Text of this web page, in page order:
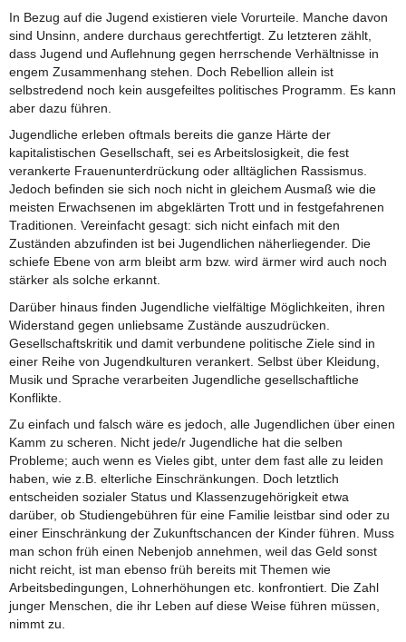
In Bezug auf die Jugend existieren viele Vorurteile. Manche davon
sind Unsinn, andere durchaus gerechtfertigt. Zu letzteren zählt,
dass Jugend und Auflehnung gegen herrschende Verhältnisse in
engem Zusammenhang stehen. Doch Rebellion allein ist
selbstredend noch kein ausgefeiltes politisches Programm. Es kann
aber dazu führen.
Jugendliche erleben oftmals bereits die ganze Härte der
kapitalistischen Gesellschaft, sei es Arbeitslosigkeit, die fest
verankerte Frauenunterdrückung oder alltäglichen Rassismus.
Jedoch befinden sie sich noch nicht in gleichem Ausmaß wie die
meisten Erwachsenen im abgeklärten Trott und in festgefahrenen
Traditionen. Vereinfacht gesagt: sich nicht einfach mit den
Zuständen abzufinden ist bei Jugendlichen näherliegender. Die
schiefe Ebene von arm bleibt arm bzw. wird ärmer wird auch noch
stärker als solche erkannt.
Darüber hinaus finden Jugendliche vielfältige Möglichkeiten, ihren
Widerstand gegen unliebsame Zustände auszudrücken.
Gesellschaftskritik und damit verbundene politische Ziele sind in
einer Reihe von Jugendkulturen verankert. Selbst über Kleidung,
Musik und Sprache verarbeiten Jugendliche gesellschaftliche
Konflikte.
Zu einfach und falsch wäre es jedoch, alle Jugendlichen über einen
Kamm zu scheren. Nicht jede/r Jugendliche hat die selben
Probleme; auch wenn es Vieles gibt, unter dem fast alle zu leiden
haben, wie z.B. elterliche Einschränkungen. Doch letztlich
entscheiden sozialer Status und Klassenzugehörigkeit etwa
darüber, ob Studiengebühren für eine Familie leistbar sind oder zu
einer Einschränkung der Zukunftschancen der Kinder führen. Muss
man schon früh einen Nebenjob annehmen, weil das Geld sonst
nicht reicht, ist man ebenso früh bereits mit Themen wie
Arbeitsbedingungen, Lohnerhöhungen etc. konfrontiert. Die Zahl
junger Menschen, die ihr Leben auf diese Weise führen müssen,
nimmt zu.